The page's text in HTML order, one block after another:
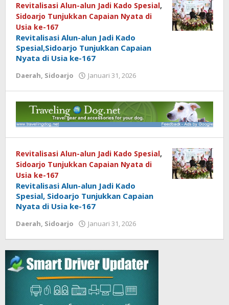
Revitalisasi Alun-alun Jadi Kado Spesial,
Sidoarjo Tunjukkan Capaian Nyata di
Usia ke-167
Revitalisasi Alun-alun Jadi Kado
Spesial,Sidoarjo Tunjukkan Capaian
Nyata di Usia ke-167
Daerah, Sidoarjo Januari 31, 2026
Revitalisasi Alun-alun Jadi Kado Spesial,
Sidoarjo Tunjukkan Capaian Nyata di
Usia ke-167
Revitalisasi Alun-alun Jadi Kado
Spesial, Sidoarjo Tunjukkan Capaian
Nyata di Usia ke-167
Daerah, Sidoarjo Januari 31, 2026